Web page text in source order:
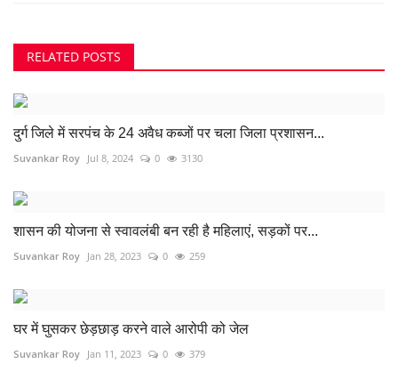
RELATED POSTS
दुर्ग जिले में सरपंच के 24 अवैध कब्जों पर चला जिला प्रशासन...
Suvankar Roy Jul 8, 2024 0 3130
शासन की योजना से स्वावलंबी बन रही है महिलाएं, सड़कों पर...
Suvankar Roy Jan 28, 2023 0 259
घर में घुसकर छेड़छाड़ करने वाले आरोपी को जेल
Suvankar Roy Jan 11, 2023 0 379